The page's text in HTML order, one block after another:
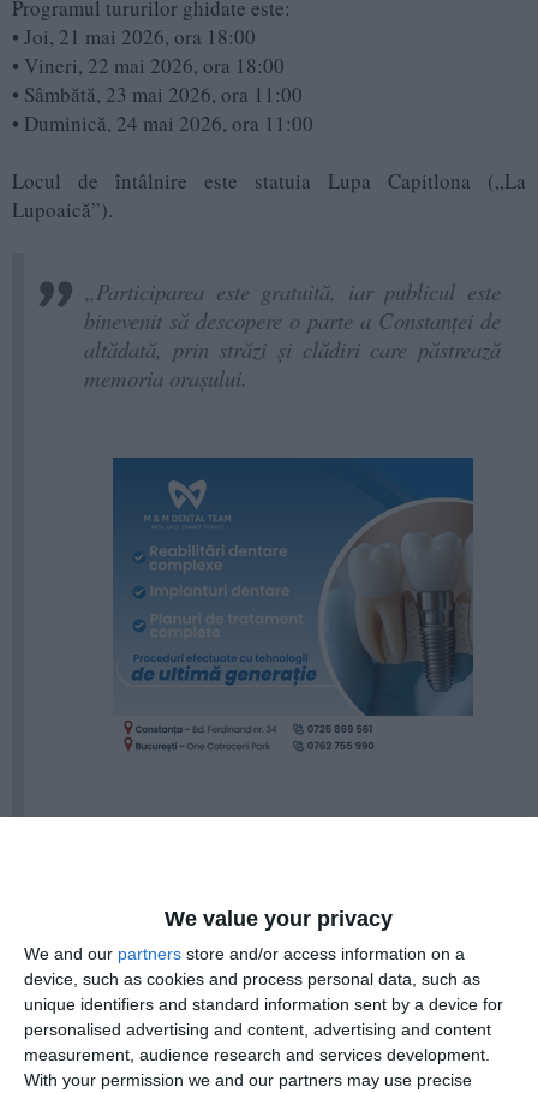
We value your privacy
We and our partners store and/or access information on a
device, such as cookies and process personal data, such as
unique identifiers and standard information sent by a device for
personalised advertising and content, advertising and content
measurement, audience research and services development.
With your permission we and our partners may use precise
Programul tururilor ghidate este:
• Joi, 21 mai 2026, ora 18:00
• Vineri, 22 mai 2026, ora 18:00
• Sâmbătă, 23 mai 2026, ora 11:00
• Duminică, 24 mai 2026, ora 11:00
Locul de întâlnire este statuia Lupa Capitlona („La
Lupoaică”).
„Participarea este gratuită, iar publicul este
binevenit să descopere o parte a Constanței de
altădată, prin străzi și clădiri care păstrează
memoria orașului.
Citește și:
MINA Constanța participă la Noaptea Muzeelor 2026.
Publicul este invitat la o experiență desfășurată simultan
în cinci obiective muzeale